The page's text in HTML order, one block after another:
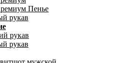
Пенье
рукав
рукав
рукав